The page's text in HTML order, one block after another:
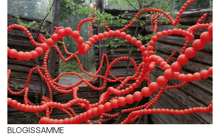
BLOGISSAMME